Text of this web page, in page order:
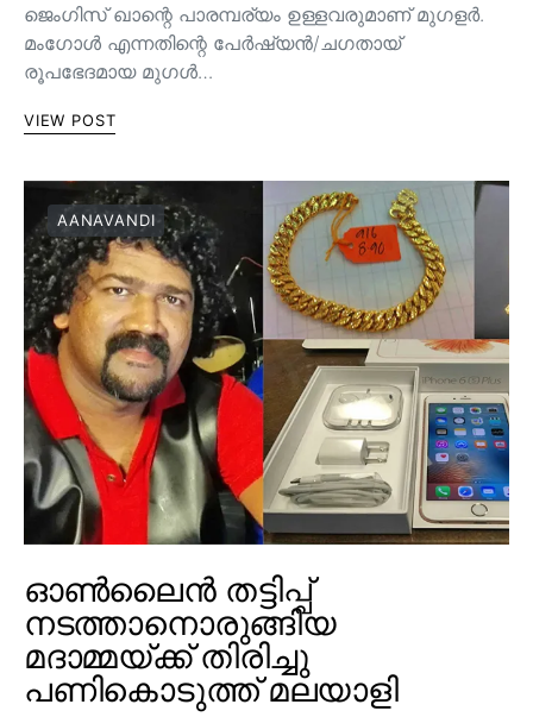
ജെംഗിസ് ഖാന്റെ പാരമ്പര്യം ഉള്ളവരുമാണ്‌ മുഗളർ.
മംഗോൾ എന്നതിന്റെ പേർഷ്യൻ/ചഗതായ്
രൂപഭേദമായ മുഗൾ…
VIEW POST
AANAVANDI
ഓൺലൈൻ തട്ടിപ്പ്
നടത്താനൊരുങ്ങിയ
മദാമ്മയ്ക്ക് തിരിച്ചു
പണികൊടുത്ത് മലയാളി